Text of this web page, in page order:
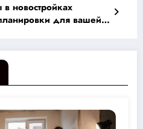
новостройках
для вашей